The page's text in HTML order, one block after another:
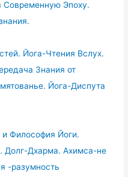
Современную Эпоху.
Йога-Чтения Вслух.
Знания от
Йога-Диспута
Философия Йоги.
Долг-Дхарма. Ахимса-не
-разумность